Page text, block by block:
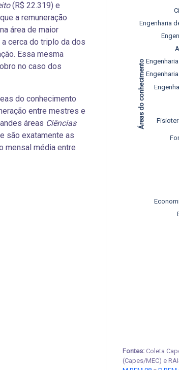
(R$ 22.319) e
a remuneração
área de maior
cerca do triplo da dos
Essa mesma
no caso dos
do conhecimento
entre mestres e
áreas Ciências
são exatamente as
mensal média entre
Engenharia
Áreas do conhecimento
Fontes: Coleta
(Capes/MEC) e